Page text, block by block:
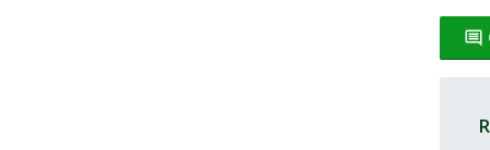
insert_comment